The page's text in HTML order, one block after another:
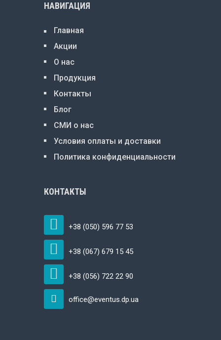
НАВИГАЦИЯ
Главная
Акции
О нас
Продукция
Контакты
Блог
СМИ о нас
Условия оплаты и доставки
Политика конфиденциальности
КОНТАКТЫ
+38 (050) 596 77 53
+38 (067) 679 15 45
+38 (056) 722 22 90
office@eventus.dp.ua